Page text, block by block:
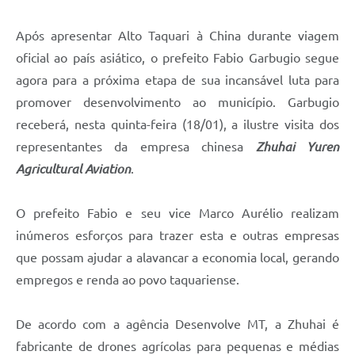
Após apresentar Alto Taquari à China durante viagem
oficial ao país asiático, o prefeito Fabio Garbugio segue
agora para a próxima etapa de sua incansável luta para
promover desenvolvimento ao município. Garbugio
receberá, nesta quinta-feira (18/01), a ilustre visita dos
representantes da empresa chinesa Zhuhai Yuren
Agricultural Aviation.
O prefeito Fabio e seu vice Marco Aurélio realizam
inúmeros esforços para trazer esta e outras empresas
que possam ajudar a alavancar a economia local, gerando
empregos e renda ao povo taquariense.
De acordo com a agência Desenvolve MT, a Zhuhai é
fabricante de drones agrícolas para pequenas e médias